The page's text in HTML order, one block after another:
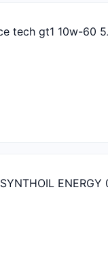
tech gt1 10w-60
ENERGY